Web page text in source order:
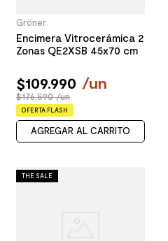
Gröner
Encimera Vitrocerámica 2
Zonas QE2XSB 45x70 cm
$109.990 /un
$176.590 /un
OFERTA FLASH
AGREGAR AL CARRITO
THE SALE